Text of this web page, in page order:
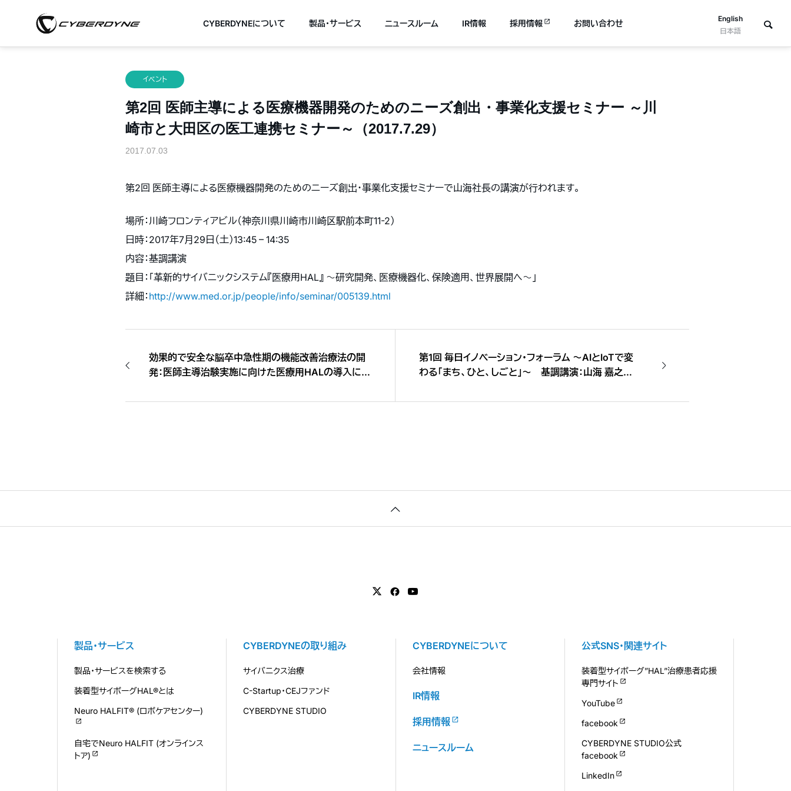
English
日本語
CYBERDYNEについて 製品・サービス ニュースルーム IR情報 採用情報 お問い合わせ
イベント
第2回 医師主導による医療機器開発のためのニーズ創出・事業化支援セミナー ～川
崎市と大田区の医工連携セミナー～（2017.7.29）
2017.07.03
第2回 医師主導による医療機器開発のためのニーズ創出・事業化支援セミナーで山海社長の講演が行われます。
場所：川崎フロンティアビル（神奈川県川崎市川崎区駅前本町11-2）
日時：2017年7月29日（土）13:45 – 14:35
内容：基調講演
題目：「革新的サイバニックシステム『医療用HAL』 〜研究開発、医療機器化、保険適用、世界展開へ〜」
詳細： http://www.med.or.jp/people/info/seminar/005139.html
効果的で安全な脳卒中急性期の機能改善治療法の開
発：医師主導治験実施に向けた医療用HALの導入に向
第1回 毎日イノベーション・フォーラム 〜AIとIoTで変
わる「まち、ひと、しごと」〜 基調講演：山海 嘉之
製品・サービス
製品・サービスを検索する
装着型サイボーグHAL®とは
Neuro HALFIT® (ロボケアセンター)
自宅でNeuro HALFIT (オンラインス
トア)
CYBERDYNEの取り組み
サイバニクス治療
C-Startup・CEJファンド
CYBERDYNE STUDIO
CYBERDYNEについて
会社情報
IR情報
採用情報
ニュースルーム
公式SNS・関連サイト
装着型サイボーグ”HAL”治療患者応援
専門サイト
YouTube
facebook
CYBERDYNE STUDIO公式
facebook
LinkedIn